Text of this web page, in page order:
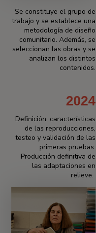
Se constituye el grupo de
trabajo y se establece una
metodología de diseño
comunitario. Además, se
seleccionan las obras y se
analizan los distintos
contenidos.
2024
Definición, características
de las reproducciones,
testeo y validación de las
primeras pruebas.
Producción definitiva de
las adaptaciones en
relieve.